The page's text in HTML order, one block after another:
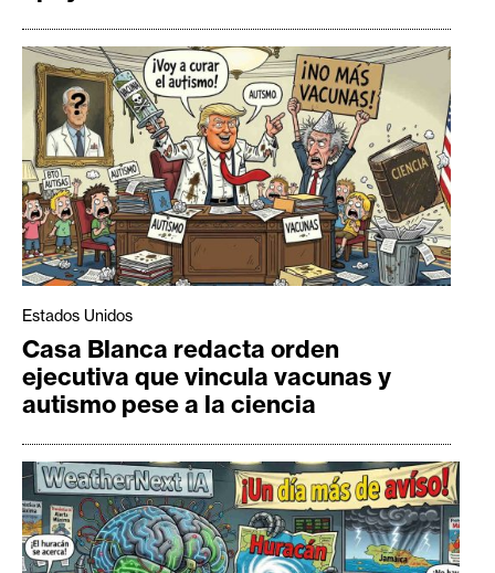
Estados Unidos
Casa Blanca redacta orden
ejecutiva que vincula vacunas y
autismo pese a la ciencia